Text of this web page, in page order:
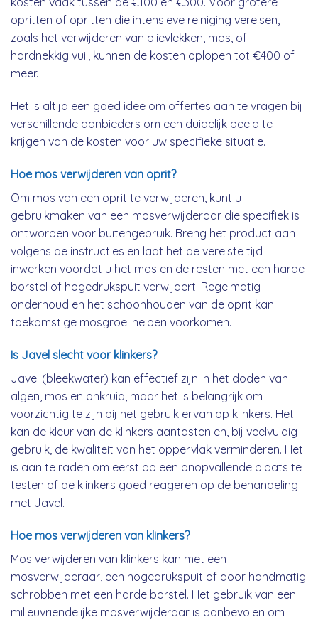
opritten of opritten die intensieve reiniging vereisen,
zoals het verwijderen van olievlekken, mos, of
hardnekkig vuil, kunnen de kosten oplopen tot €400 of
meer.
Het is altijd een goed idee om offertes aan te vragen bij
verschillende aanbieders om een duidelijk beeld te
krijgen van de kosten voor uw specifieke situatie.
Hoe mos verwijderen van oprit?
Om mos van een oprit te verwijderen, kunt u
gebruikmaken van een mosverwijderaar die specifiek is
ontworpen voor buitengebruik. Breng het product aan
volgens de instructies en laat het de vereiste tijd
inwerken voordat u het mos en de resten met een harde
borstel of hogedrukspuit verwijdert. Regelmatig
onderhoud en het schoonhouden van de oprit kan
toekomstige mosgroei helpen voorkomen.
Is Javel slecht voor klinkers?
Javel (bleekwater) kan effectief zijn in het doden van
algen, mos en onkruid, maar het is belangrijk om
voorzichtig te zijn bij het gebruik ervan op klinkers. Het
kan de kleur van de klinkers aantasten en, bij veelvuldig
gebruik, de kwaliteit van het oppervlak verminderen. Het
is aan te raden om eerst op een onopvallende plaats te
testen of de klinkers goed reageren op de behandeling
met Javel.
Hoe mos verwijderen van klinkers?
Mos verwijderen van klinkers kan met een
mosverwijderaar, een hogedrukspuit of door handmatig
schrobben met een harde borstel. Het gebruik van een
milieuvriendelijke mosverwijderaar is aanbevolen om